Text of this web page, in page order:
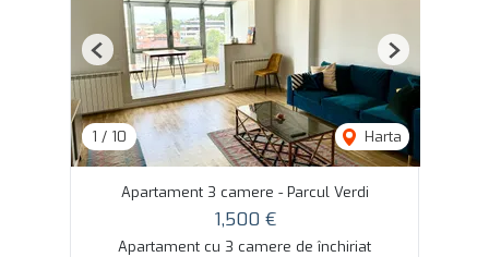
1 / 10 Harta
Previous Next
Apartament 3 camere - Parcul Verdi
1,500 €
Apartament cu 3 camere de închiriat